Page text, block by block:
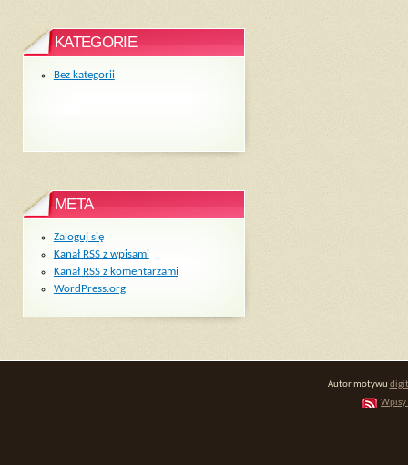
KATEGORIE
Bez kategorii
META
Zaloguj się
Kanał RSSz wpisami
Kanał RSSz komentarzami
WordPress.org
Autor motywu
Wpisy